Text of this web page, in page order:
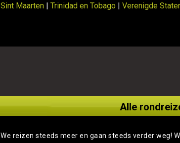
Sint Maarten |Trinidad en Tobago |Verenigde
Alle
We reizen steeds meer en gaan steeds verder weg!